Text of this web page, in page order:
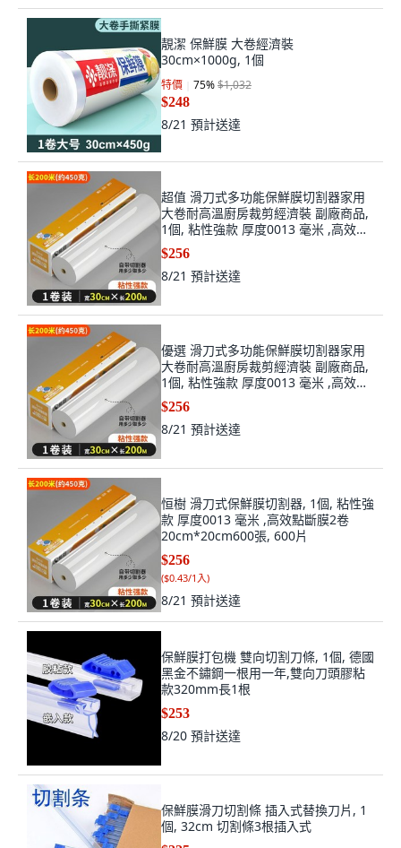
靚潔 保鮮膜 大卷經濟裝
30cm×1000g, 1個
特價 75%$1,032
$248
8/21 預計送達
超值 滑刀式多功能保鮮膜切割器家用
大卷耐高溫廚房裁剪經濟裝 副廠商品,
1個, 粘性強款 厚度0013 毫米 ,高效點
斷膜2卷20cm*20cm600張
$256
8/21 預計送達
優選 滑刀式多功能保鮮膜切割器家用
大卷耐高溫廚房裁剪經濟裝 副廠商品,
1個, 粘性強款 厚度0013 毫米 ,高效點
斷膜2卷20cm*20cm600張
$256
8/21 預計送達
恒樹 滑刀式保鮮膜切割器, 1個, 粘性強
款 厚度0013 毫米 ,高效點斷膜2卷
20cm*20cm600張, 600片
$256
($0.43/1入)
8/21 預計送達
保鮮膜打包機 雙向切割刀條, 1個, 德國
黑金不鏽鋼一根用一年,雙向刀頭膠粘
款320mm長1根
$253
8/20 預計送達
保鮮膜滑刀切割條 插入式替換刀片, 1
個, 32cm 切割條3根插入式